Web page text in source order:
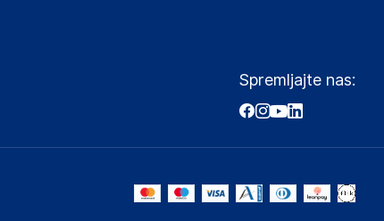
Spremljajte nas: